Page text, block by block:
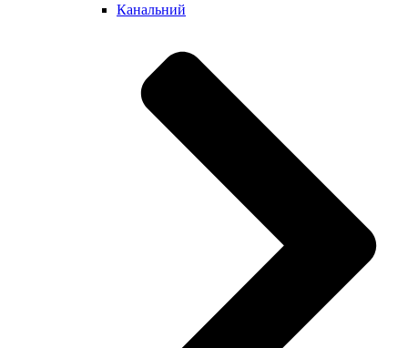
Канальний